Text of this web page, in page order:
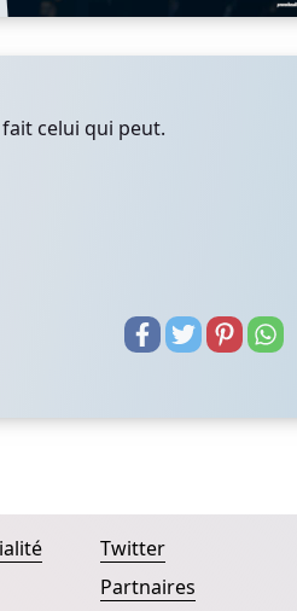
celui qui peut.
Twitter
Partnaires